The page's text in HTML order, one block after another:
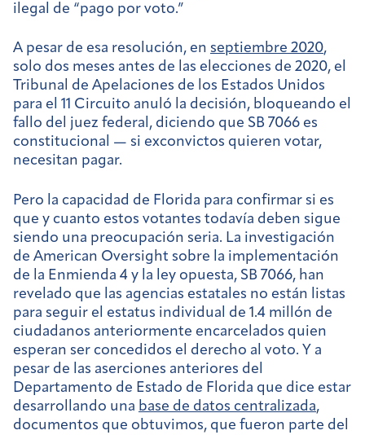
ilegal de “pago por voto.”
A pesar de esa resolución, en septiembre 2020,
solo dos meses antes de las elecciones de 2020, el
Tribunal de Apelaciones de los Estados Unidos
para el 11 Circuito anuló la decisión, bloqueando el
fallo del juez federal, diciendo que SB 7066 es
constitucional — si exconvictos quieren votar,
necesitan pagar.
Pero la capacidad de Florida para confirmar si es
que y cuanto estos votantes todavía deben sigue
siendo una preocupación seria. La investigación
de American Oversight sobre la implementación
de la Enmienda 4 y la ley opuesta, SB 7066, han
revelado que las agencias estatales no están listas
para seguir el estatus individual de 1.4 millón de
ciudadanos anteriormente encarcelados quien
esperan ser concedidos el derecho al voto. Y a
pesar de las aserciones anteriores del
Departamento de Estado de Florida que dice estar
desarrollando una base de datos centralizada,
documentos que obtuvimos, que fueron parte del